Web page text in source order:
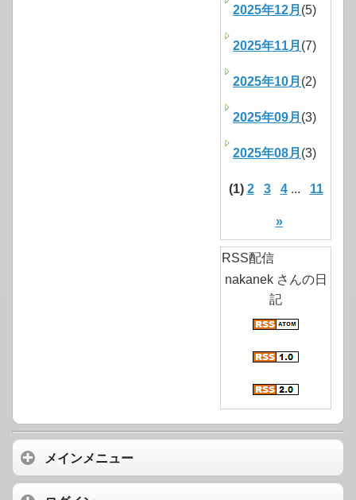
2025年12月 (5)
2025年11月 (7)
2025年10月 (2)
2025年09月 (3)
2025年08月 (3)
(1) 2 3 4... 11
»
RSS配信
nakanek さんの日
記
メインメニュー